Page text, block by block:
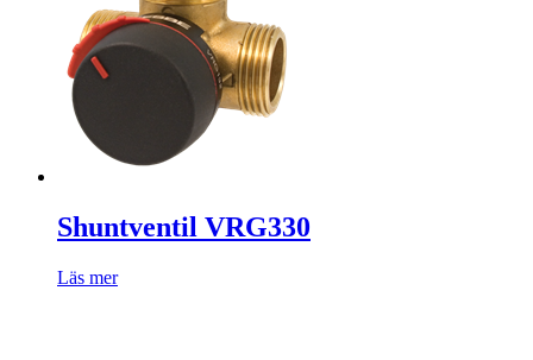
Shuntventil VRG330
Läs mer